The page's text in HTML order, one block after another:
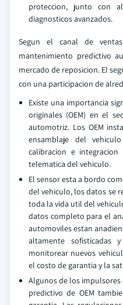
proteccion, junto con
diagnosticos avanzados.
Segun el canal de
mantenimiento predictivo
mercado de reposicion. El
con una participacion de
Existe una importancia
originales (OEM) en el
automotriz. Los OEM
ensamblaje del
calibracion e
telematica del vehiculo.
El sensor esta a bordo
del vehiculo, los datos se
toda la vida util del
datos completo para el
automoviles estan
altamente sofisticadas
monitorear nuevos
el costo de garantia y la
Algunos de los
predictivo de OEM